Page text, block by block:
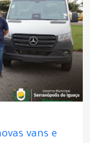
vans e